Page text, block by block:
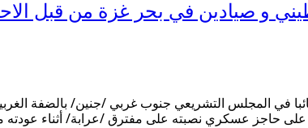
و صيادين في بحر غزة من قبل
نائبا في المجلس التشريعي جنوب غربي /جنين/ بالضفة
على حاجز عسكري نصبته على مفترق /عرابة/ أثناء